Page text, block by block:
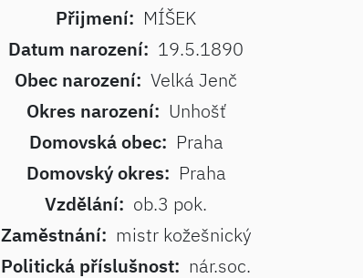
Přijmení: MÍŠEK
Datum narození: 19.5.1890
Obec narození: Velká Jenč
Okres narození: Unhošť
Domovská obec: Praha
Domovský okres: Praha
Vzdělání: ob.3 pok.
Zaměstnání: mistr kožešnický
Politická příslušnost: nár.soc.